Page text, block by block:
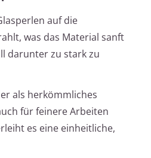
auf die
was das Material sanft
darunter zu stark zu
als herkömmliches
für feinere Arbeiten
es eine einheitliche,